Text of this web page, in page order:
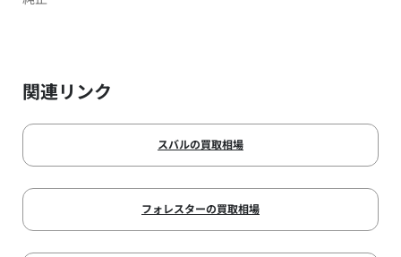
関連リンク
スバルの買取相場
フォレスターの買取相場